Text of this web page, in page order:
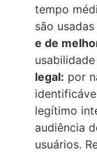
tempo
são
e de
legal: por
legítimo
audiência
usuários.